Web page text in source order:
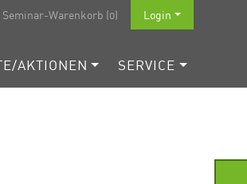
Seminar-Warenkorb (0) Login
AKTIONEN SERVICE